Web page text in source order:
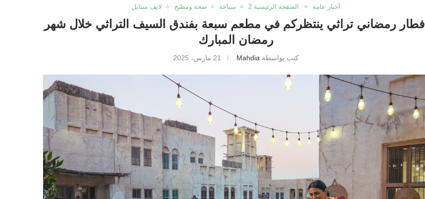
أخبار عامة الصفحة الرئيسية 2 سياحة صحة ومطبخ لايف ستايل
إفطار رمضاني تراثي ينتظركم في مطعم سبعة بفندق السيف التراثي خلال شهر
رمضان المبارك
كتب بواسطة Mahdia 21 مارس، 2025